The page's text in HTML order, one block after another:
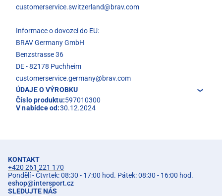
customerservice.switzerland@brav.com
Informace o dovozci do EU:
BRAV Germany GmbH
Benzstrasse 36
DE - 82178 Puchheim
customerservice.germany@brav.com
ÚDAJE O VÝROBKU
Číslo produktu:597010300
V nabídce od:30.12.2024
KONTAKT
+420 261 221 170
Pondělí - Čtvrtek: 08:30 - 17:00 hod. Pátek: 08:30 - 16:00 hod.
eshop@intersport.cz
SLEDUJTE NÁS